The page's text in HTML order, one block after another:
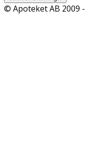
© Apoteket AB 2009 -